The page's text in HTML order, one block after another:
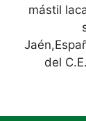
mástil
del